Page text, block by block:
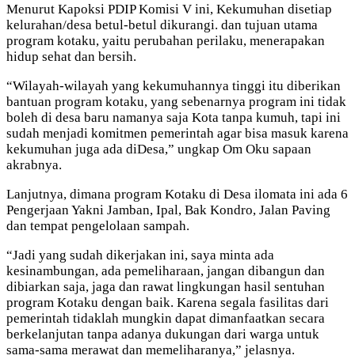
Menurut Kapoksi PDIP Komisi V ini, Kekumuhan disetiap
kelurahan/desa betul-betul dikurangi. dan tujuan utama
program kotaku, yaitu perubahan perilaku, menerapakan
hidup sehat dan bersih.
“Wilayah-wilayah yang kekumuhannya tinggi itu diberikan
bantuan program kotaku, yang sebenarnya program ini tidak
boleh di desa baru namanya saja Kota tanpa kumuh, tapi ini
sudah menjadi komitmen pemerintah agar bisa masuk karena
kekumuhan juga ada diDesa,” ungkap Om Oku sapaan
akrabnya.
Lanjutnya, dimana program Kotaku di Desa ilomata ini ada 6
Pengerjaan Yakni Jamban, Ipal, Bak Kondro, Jalan Paving
dan tempat pengelolaan sampah.
“Jadi yang sudah dikerjakan ini, saya minta ada
kesinambungan, ada pemeliharaan, jangan dibangun dan
dibiarkan saja, jaga dan rawat lingkungan hasil sentuhan
program Kotaku dengan baik. Karena segala fasilitas dari
pemerintah tidaklah mungkin dapat dimanfaatkan secara
berkelanjutan tanpa adanya dukungan dari warga untuk
sama-sama merawat dan memeliharanya,” jelasnya.